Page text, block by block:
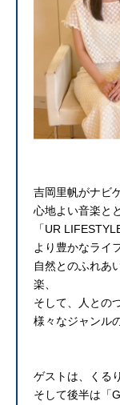
吉岡里帆がナビ
心地よい音楽と
「UR
より豊かなライ
自然とのふれあ
楽、
そして、人との
様々なジャンル
ゲストは、くる
そして後半は「